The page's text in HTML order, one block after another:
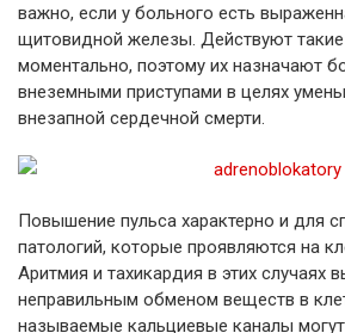
важно, если у больного есть
щитовидной железы. Действуют
моментально, поэтому их назначают
внеземными приступами в целях
внезапной сердечной смерти.
Повышение пульса характерно и для
патологий, которые проявляются на
Аритмия и тахикардия в этих случаях
неправильным обменом веществ в
называемые кальциевые каналы